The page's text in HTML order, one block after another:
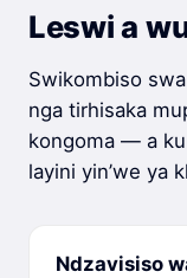
Leswi a
Swikombiso
nga tirhisaka
kongoma — a ku
layini yin’we ya
Ndzavisiso